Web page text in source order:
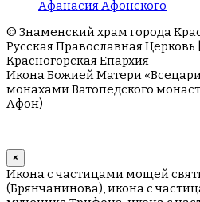
Афанасия Афонского
© Знаменский храм города
Русская Православная
Красногорская Епархия
Икона Божией Матери
монахами Ватопедского
Афон)
×
Икона с частицами мощей
(Брянчанинова), икона с